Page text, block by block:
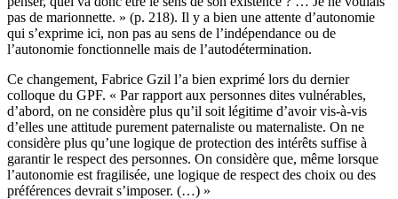
pas de marionnette. » (p. 218). Il y a bien une attente d’autonomie
qui s’exprime ici, non pas au sens de l’indépendance ou de
l’autonomie fonctionnelle mais de l’autodétermination.
Ce changement, Fabrice Gzil l’a bien exprimé lors du dernier
colloque du GPF. « Par rapport aux personnes dites vulnérables,
d’abord, on ne considère plus qu’il soit légitime d’avoir vis-à-vis
d’elles une attitude purement paternaliste ou maternaliste. On ne
considère plus qu’une logique de protection des intérêts suffise à
garantir le respect des personnes. On considère que, même lorsque
l’autonomie est fragilisée, une logique de respect des choix ou des
préférences devrait s’imposer. (…) »